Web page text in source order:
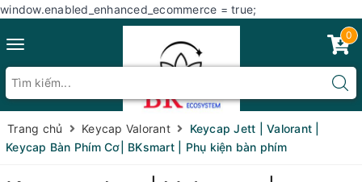
window.enabled_enhanced_ecommerce = true;
Toggle
0
Trang chủ Keycap Valorant
Keycap Jett | Valorant |
Keycap Bàn Phím Cơ| BKsmart | Phụ kiện bàn phím